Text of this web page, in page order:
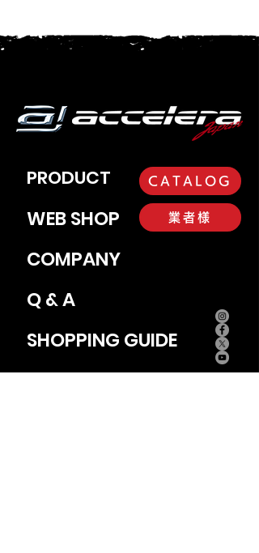
PRODUCT CATALOG
業者様
WEB SHOP
COMPANY
Q & A
SHOPPING GUIDE
CONTACT